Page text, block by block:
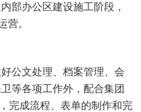
部办公区建设施工阶段，
营。
公文处理、档案管理、会
等各项工作外，配合集团
完成流程、表单的制作和完